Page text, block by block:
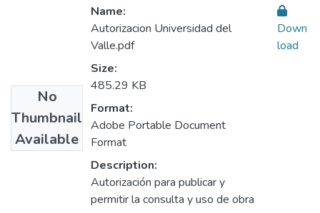
No
Thumbnail
Available
Name:
Autorizacion Universidad del
Valle.pdf
Size:
485.29 KB
Format:
Adobe Portable Document
Format
Description:
Autorización para publicar y
permitir la consulta y uso de obra
Down
load